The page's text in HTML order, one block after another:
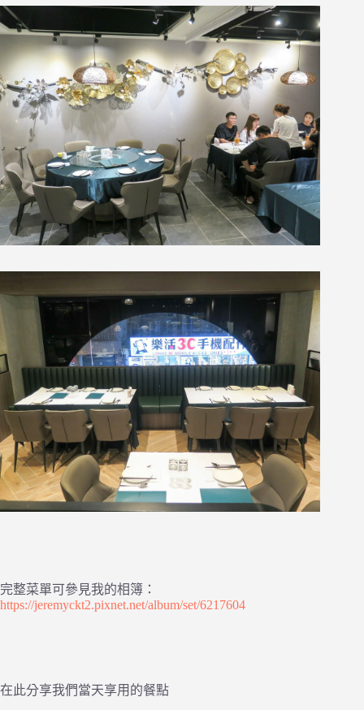
完整菜單可參見我的相簿：
https://jeremyckt2.pixnet.net/album/set/6217604
在此分享我們當天享用的餐點